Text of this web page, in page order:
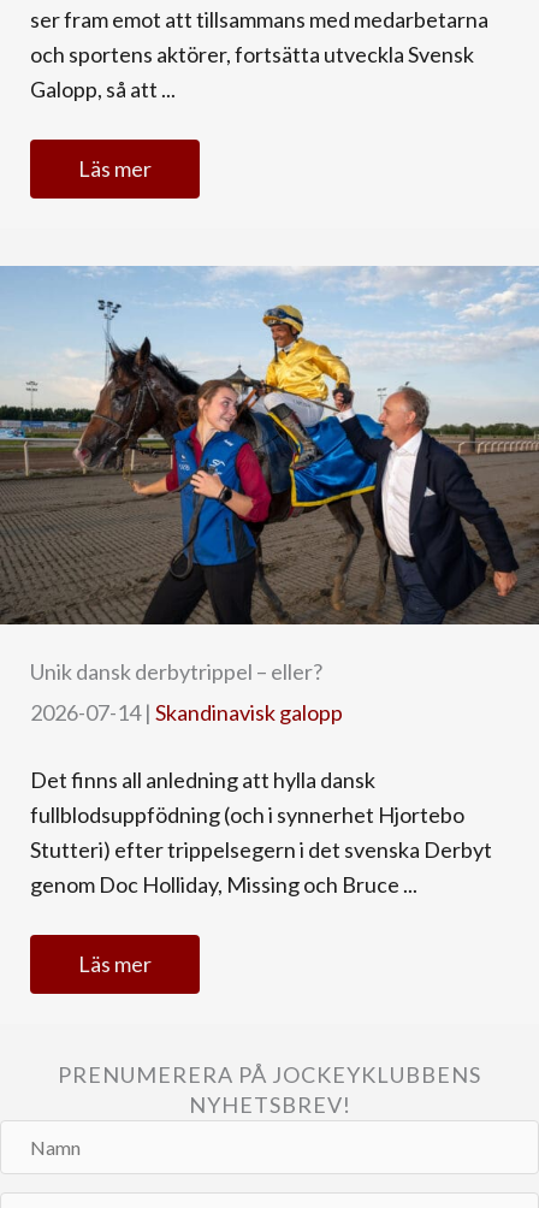
ser fram emot att tillsammans med medarbetarna
och sportens aktörer, fortsätta utveckla Svensk
Galopp, så att ...
Läs mer
Unik dansk derbytrippel – eller?
2026-07-14| Skandinavisk galopp
Det finns all anledning att hylla dansk
fullblodsuppfödning (och i synnerhet Hjortebo
Stutteri) efter trippelsegern i det svenska Derbyt
genom Doc Holliday, Missing och Bruce ...
Läs mer
PRENUMERERA PÅ JOCKEYKLUBBENS
NYHETSBREV!
Namn